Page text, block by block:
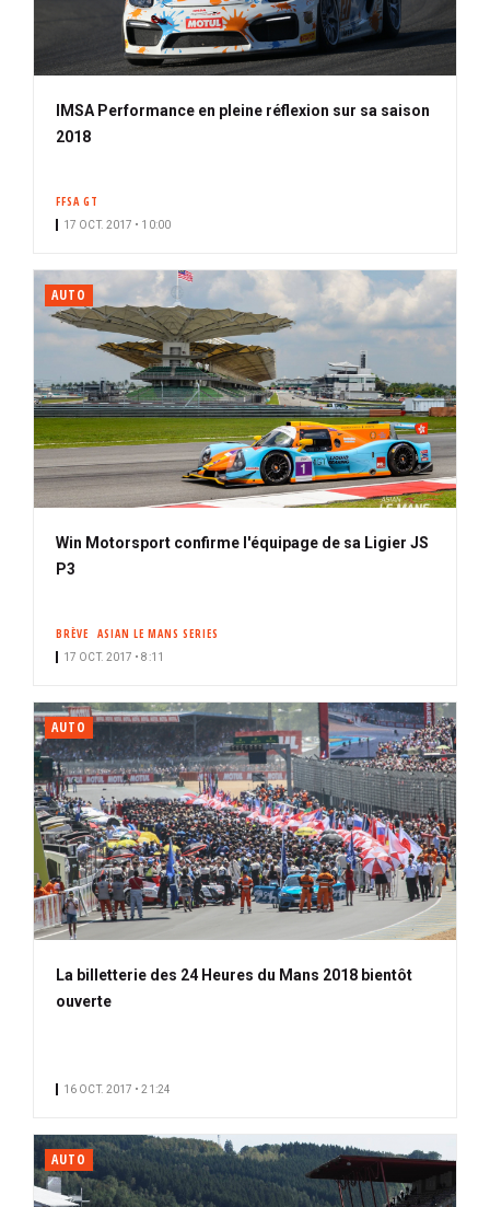
IMSA Performance en pleine réflexion sur sa saison
2018
FFSA GT
17 OCT. 2017 • 10:00
AUTO
Win Motorsport confirme l'équipage de sa Ligier JS
P3
BRÈVE ASIAN LE MANS SERIES
17 OCT. 2017 • 8:11
AUTO
La billetterie des 24 Heures du Mans 2018 bientôt
ouverte
16 OCT. 2017 • 21:24
AUTO